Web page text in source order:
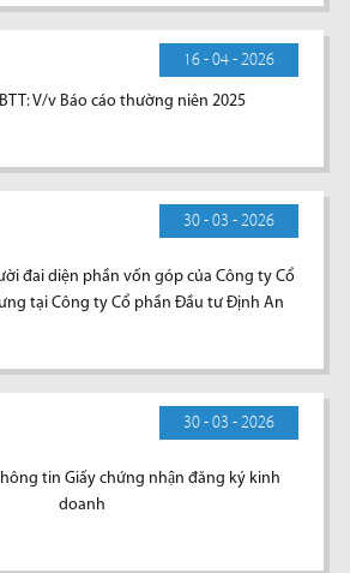
16 - 04 - 2026
V/v Báo cáo thường niên 2025
30 - 03 - 2026
đai diện phần vốn góp của Công ty Cổ
tại Công ty Cổ phần Đầu tư Định An
30 - 03 - 2026
tin Giấy chứng nhận đăng ký kinh
doanh